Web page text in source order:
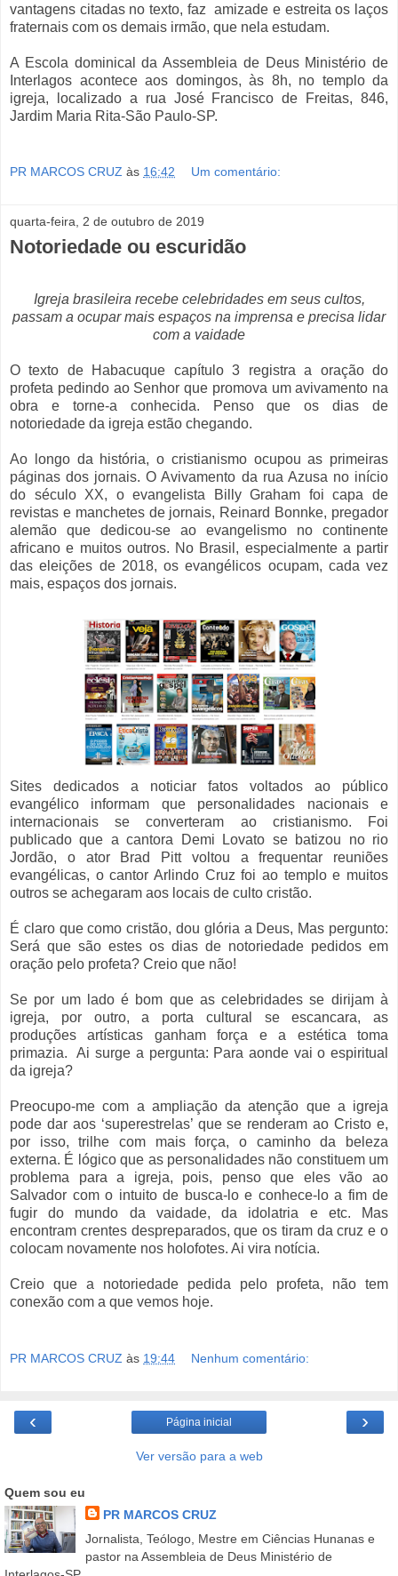
vantagens citadas no texto, faz amizade e estreita os laços
fraternais com os demais irmão, que nela estudam.
A Escola dominical da Assembleia de Deus Ministério de
Interlagos acontece aos domingos, às 8h, no templo da
igreja, localizado a rua José Francisco de Freitas, 846,
Jardim Maria Rita-São Paulo-SP.
PR MARCOS CRUZ às 16:42 Um comentário:
quarta-feira, 2 de outubro de 2019
Notoriedade ou escuridão
Igreja brasileira recebe celebridades em seus cultos,
passam a ocupar mais espaços na imprensa e precisa lidar
com a vaidade
O texto de Habacuque capítulo 3 registra a oração do
profeta pedindo ao Senhor que promova um avivamento na
obra e torne-a conhecida. Penso que os dias de
notoriedade da igreja estão chegando.
Ao longo da história, o cristianismo ocupou as primeiras
páginas dos jornais. O Avivamento da rua Azusa no início
do século XX, o evangelista Billy Graham foi capa de
revistas e manchetes de jornais, Reinard Bonnke, pregador
alemão que dedicou-se ao evangelismo no continente
africano e muitos outros. No Brasil, especialmente a partir
das eleições de 2018, os evangélicos ocupam, cada vez
mais, espaços dos jornais.
Sites dedicados a noticiar fatos voltados ao público
evangélico informam que personalidades nacionais e
internacionais se converteram ao cristianismo. Foi
publicado que a cantora Demi Lovato se batizou no rio
Jordão, o ator Brad Pitt voltou a frequentar reuniões
evangélicas, o cantor Arlindo Cruz foi ao templo e muitos
outros se achegaram aos locais de culto cristão.
É claro que como cristão, dou glória a Deus, Mas pergunto:
Será que são estes os dias de notoriedade pedidos em
oração pelo profeta? Creio que não!
Se por um lado é bom que as celebridades se dirijam à
igreja, por outro, a porta cultural se escancara, as
produções artísticas ganham força e a estética toma
primazia.
Ai surge a pergunta: Para aonde vai o espiritual
da igreja?
Preocupo-me com a ampliação da atenção que a igreja
pode dar aos ‘superestrelas’ que se renderam ao Cristo e,
por isso, trilhe com mais força, o caminho da beleza
externa. É lógico que as personalidades não constituem um
problema para a igreja, pois, penso que eles vão ao
Salvador com o intuito de busca-lo e conhece-lo a fim de
fugir do mundo da vaidade, da idolatria e etc. Mas
encontram crentes despreparados, que os tiram da cruz e o
colocam novamente nos holofotes. Ai vira notícia.
Creio que a notoriedade pedida pelo profeta, não tem
conexão com a que vemos hoje.
PR MARCOS CRUZ às 19:44 Nenhum comentário:
‹ ›
Página inicial
Ver versão para a web
Quem sou eu
PR MARCOS CRUZ
Jornalista, Teólogo, Mestre em Ciências Hunanas e
pastor na Assembleia de Deus Ministério de